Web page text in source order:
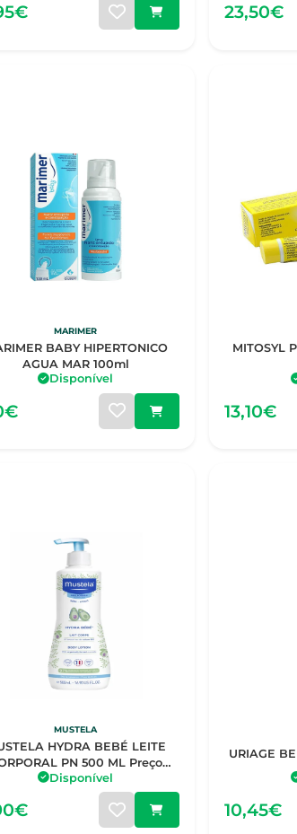
23,50€
MARIMER
BABY HIPERTONICO
AGUA MAR 100ml
Disponível
MITOSYL POMADA PROTETORA
13,10€
MUSTELA
HYDRA BEBÉ LEITE
PN 500 ML Preço
especial
Disponível
URIAGE
10,45€